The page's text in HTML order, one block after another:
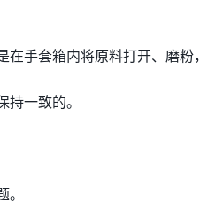
手套箱内将原料打开、磨粉
一致的。